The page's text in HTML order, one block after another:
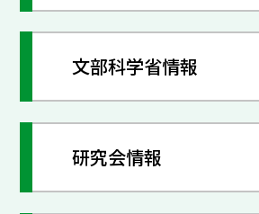
文部科学省情報
研究会情報